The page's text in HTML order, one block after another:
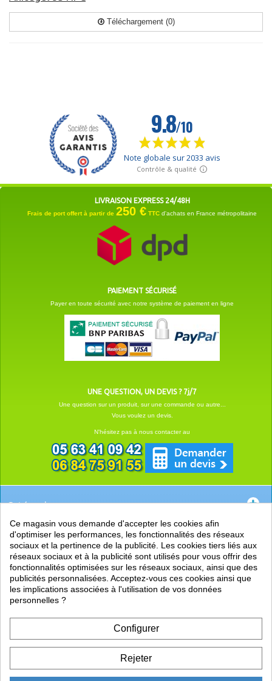
Téléchargement (0)
LIVRAISON EXPRESS 24/48H
Frais de port offert à partir de 250 € TTC d'achats en France métropolitaine
PAIEMENT SÉCURISÉ
Payer en toute sécurité avec notre système de paiement en ligne
UNE QUESTION, UN DEVIS ? 7j/7
Une question sur un produit, sur une commande ou autre...
Vous voulez un devis.
N'hésitez pas à nous contacter au
Catégories
EN SAVOIR +
PRATIQUE
LIENS
Ce magasin vous demande d'accepter les cookies afin
d'optimiser les performances, les fonctionnalités des réseaux
sociaux et la pertinence de la publicité. Les cookies tiers liés aux
réseaux sociaux et à la publicité sont utilisés pour vous offrir des
fonctionnalités optimisées sur les réseaux sociaux, ainsi que des
publicités personnalisées. Acceptez-vous ces cookies ainsi que
les implications associées à l'utilisation de vos données
personnelles ?
Configurer
Rejeter